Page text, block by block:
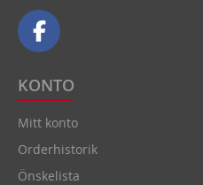
KONTO
Mitt konto
Orderhistorik
Önskelista